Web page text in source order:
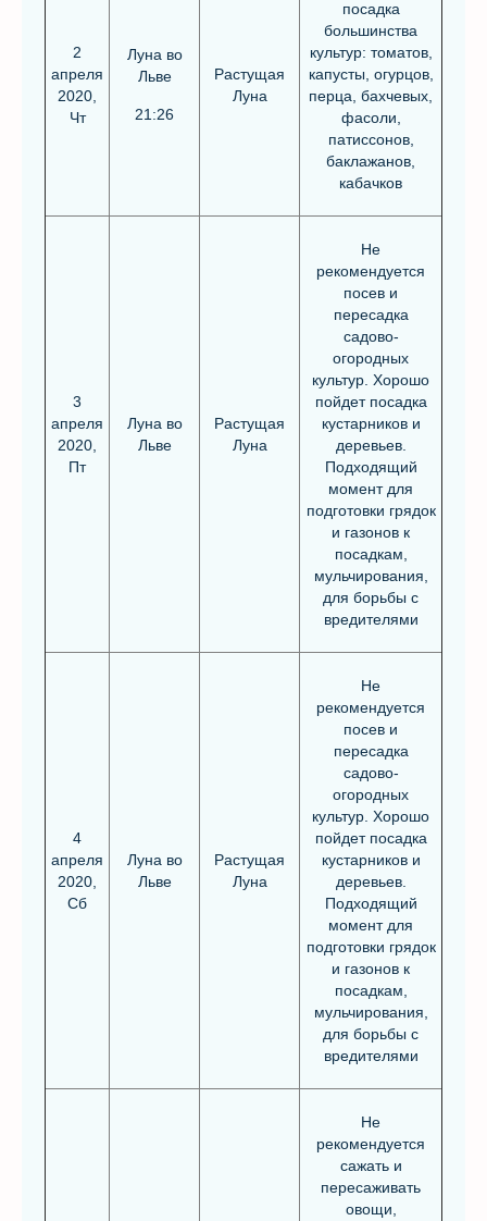
2
апреля
2020,
Чт
Луна во
Льве
21:26
Растущая
Луна
посадка
большинства
культур: томатов,
капусты, огурцов,
перца, бахчевых,
фасоли,
патиссонов,
баклажанов,
кабачков
3
апреля
2020,
Пт
Луна во
Льве
Растущая
Луна
Не
рекомендуется
посев и
пересадка
садово-
огородных
культур. Хорошо
пойдет посадка
кустарников и
деревьев.
Подходящий
момент для
подготовки грядок
и газонов к
посадкам,
мульчирования,
для борьбы с
вредителями
4
апреля
2020,
Сб
Луна во
Льве
Растущая
Луна
Не
рекомендуется
посев и
пересадка
садово-
огородных
культур. Хорошо
пойдет посадка
кустарников и
деревьев.
Подходящий
момент для
подготовки грядок
и газонов к
посадкам,
мульчирования,
для борьбы с
вредителями
Не
рекомендуется
сажать и
пересаживать
овощи,